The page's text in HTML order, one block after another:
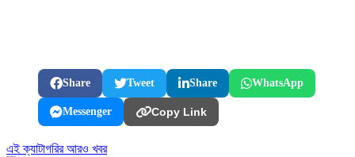
Share Tweet Share WhatsApp
Messenger Copy Link
এই ক্যাটাগরির আরও খবর